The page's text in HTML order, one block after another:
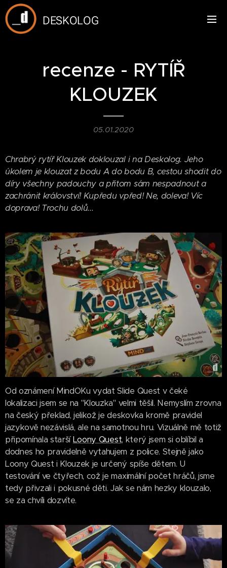
DESKOLOG
recenze - RYTÍŘ
KLOUZEK
05.01.2020
Chrabrý rytíř Klouzek doklouzal i na Deskolog. Jeho
úkolem je klouzat z bodu A do bodu B, cestou shodit do
díry všechny padouchy a přitom sám nespadnout a
zachránit království! Kupředu vpřed! Ne, doleva! Víc
doprava! Trochu dolů...
Od oznámení MindOKu vydat Slide Quest v čeké
lokalizaci jsem se na "Klouzka" velmi těšil. Nemyslím zrovna
na český překlad, jelikož je deskovka kromě pravidel
jazykově nezávislá, ale na samotnou hru. Vizuálně mě totiž
připomínala staršíLoony Quest, který jsem si oblíbil a
dodnes ho pravidelně vytahujem z police. Stejně jako
Loony Quest i Klouzek je určený spíše dětem. U
testování ve čtyřech, což je maximální počet hráčů, jsme
tedy přivzali i pokusné děti. Jak se nám hezky klouzalo,
se za chvíli dozvíte.